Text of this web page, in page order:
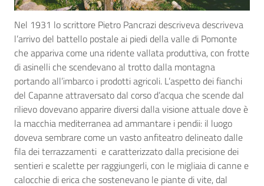
Nel 1931 lo scrittore Pietro Pancrazi descriveva descriveva
l’arrivo del battello postale ai piedi della valle di Pomonte
che appariva come una ridente vallata produttiva, con frotte
di asinelli che scendevano al trotto dalla montagna
portando all’imbarco i prodotti agricoli. L’aspetto dei fianchi
del Capanne attraversato dal corso d’acqua che scende dal
rilievo dovevano apparire diversi dalla visione attuale dove è
la macchia mediterranea ad ammantare i pendii: il luogo
doveva sembrare come un vasto anfiteatro delineato dalle
fila dei terrazzamenti e caratterizzato dalla precisione dei
sentieri e scalette per raggiungerli, con le migliaia di canne e
calocchie di erica che sostenevano le piante di vite, dal